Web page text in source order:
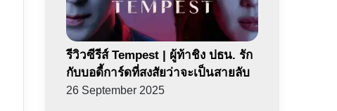
รีวิวซีรีส์ Tempest | ผู้ท้าชิง ปธน. รัก
กับบอดี้การ์ดที่สงสัยว่าจะเป็นสายลับ
26 September 2025